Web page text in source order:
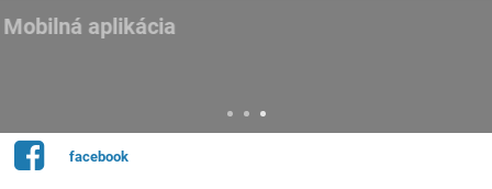
Mobilná aplikácia
facebook